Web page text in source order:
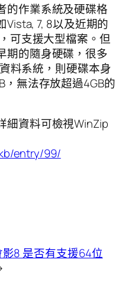
的作業系統及硬碟格
7, 8以及近期的
可支援大型檔案。但
期的隨身硬碟，很多
料系統，則硬碟本身
，無法存放超過4GB的
細資料可檢視WinZip
entry/99/
8 是否有支援64位